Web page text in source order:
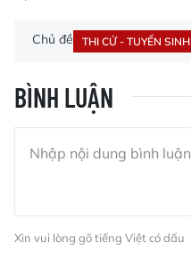
Chủ đề THI CỬ - TUYỂN SINH
BÌNH LUẬN
Xin vui lòng gõ tiếng Việt có dấu